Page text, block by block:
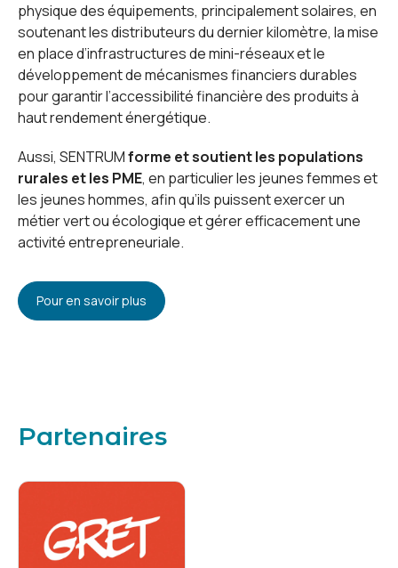
physique des équipements, principalement solaires, en
soutenant les distributeurs du dernier kilomètre, la mise
en place d’infrastructures de mini-réseaux et le
développement de mécanismes financiers durables
pour garantir l’accessibilité financière des produits à
haut rendement énergétique.
Aussi, SENTRUMforme et soutient les populations
rurales et les PME, en particulier les jeunes femmes et
les jeunes hommes, afin qu’ils puissent exercer un
métier vert ou écologique et gérer efficacement une
activité entrepreneuriale.
Pour en savoir plus
Partenaires